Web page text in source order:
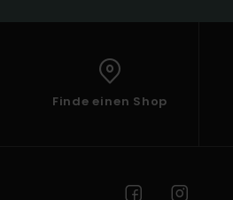
Finde einen Shop